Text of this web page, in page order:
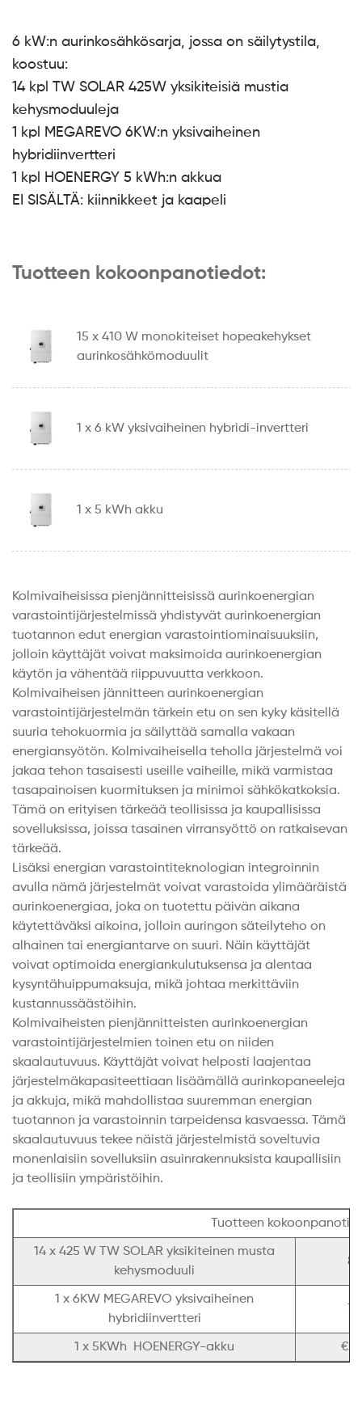
6 kW:n aurinkosähkösarja, jossa on säilytystila,
koostuu:
14 kpl TW SOLAR 425W yksikiteisiä mustia
kehysmoduuleja
1 kpl MEGAREVO 6KW:n yksivaiheinen
hybridiinvertteri
1 kpl HOENERGY 5 kWh:n akkua
EI SISÄLTÄ: kiinnikkeet ja kaapeli
Tuotteen kokoonpanotiedot:
15 x 410 W monokiteiset hopeakehykset
aurinkosähkömoduulit
1 x 6 kW yksivaiheinen hybridi-invertteri
1 x 5 kWh akku
Kolmivaiheisissa pienjännitteisissä aurinkoenergian
varastointijärjestelmissä yhdistyvät aurinkoenergian
tuotannon edut energian varastointiominaisuuksiin,
jolloin käyttäjät voivat maksimoida aurinkoenergian
käytön ja vähentää riippuvuutta verkkoon.
Kolmivaiheisen jännitteen aurinkoenergian
varastointijärjestelmän tärkein etu on sen kyky käsitellä
suuria tehokuormia ja säilyttää samalla vakaan
energiansyötön. Kolmivaiheisella teholla järjestelmä voi
jakaa tehon tasaisesti useille vaiheille, mikä varmistaa
tasapainoisen kuormituksen ja minimoi sähkökatkoksia.
Tämä on erityisen tärkeää teollisissa ja kaupallisissa
sovelluksissa, joissa tasainen virransyöttö on ratkaisevan
tärkeää.
Lisäksi energian varastointiteknologian integroinnin
avulla nämä järjestelmät voivat varastoida ylimääräistä
aurinkoenergiaa, joka on tuotettu päivän aikana
käytettäväksi aikoina, jolloin auringon säteilyteho on
alhainen tai energiantarve on suuri. Näin käyttäjät
voivat optimoida energiankulutuksensa ja alentaa
kysyntähuippumaksuja, mikä johtaa merkittäviin
kustannussäästöihin.
Kolmivaiheisten pienjännitteisten aurinkoenergian
varastointijärjestelmien toinen etu on niiden
skaalautuvuus. Käyttäjät voivat helposti laajentaa
järjestelmäkapasiteettiaan lisäämällä aurinkopaneeleja
ja akkuja, mikä mahdollistaa suuremman energian
tuotannon ja varastoinnin tarpeidensa kasvaessa. Tämä
skaalautuvuus tekee näistä järjestelmistä soveltuvia
monenlaisiin sovelluksiin asuinrakennuksista kaupallisiin
ja teollisiin ympäristöihin.
Tuotteen
14 x 425 W TW SOLAR yksikiteinen musta
kehysmoduuli
1 x 6KW MEGAREVO yksivaiheinen
hybridiinvertteri
1 x 5KWh HOENERGY-akku €